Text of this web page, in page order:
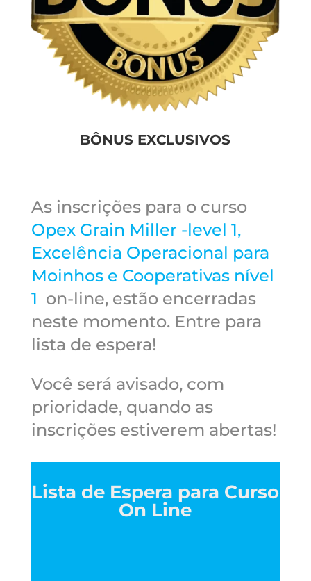
BÔNUS EXCLUSIVOS
As inscrições para o curso
Opex Grain Miller -level 1,
Excelência Operacional para
Moinhos e Cooperativas nível
1 on-line, estão encerradas
neste momento. Entre para
lista de espera!
Você será avisado, com
prioridade, quando as
inscrições estiverem abertas!
Lista de Espera para Curso
On Line